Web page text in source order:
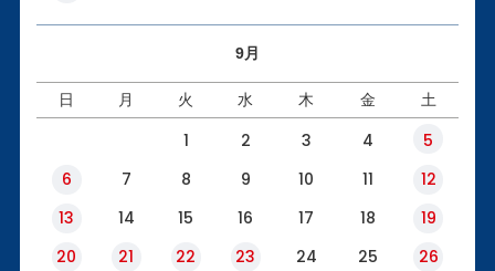
9月
日 月 火 水 木 金 土
1 2 3 4
5
6
7 8 9 10 11
12
13
14 15 16 17 18
19
20
21 22 23 24 25 26